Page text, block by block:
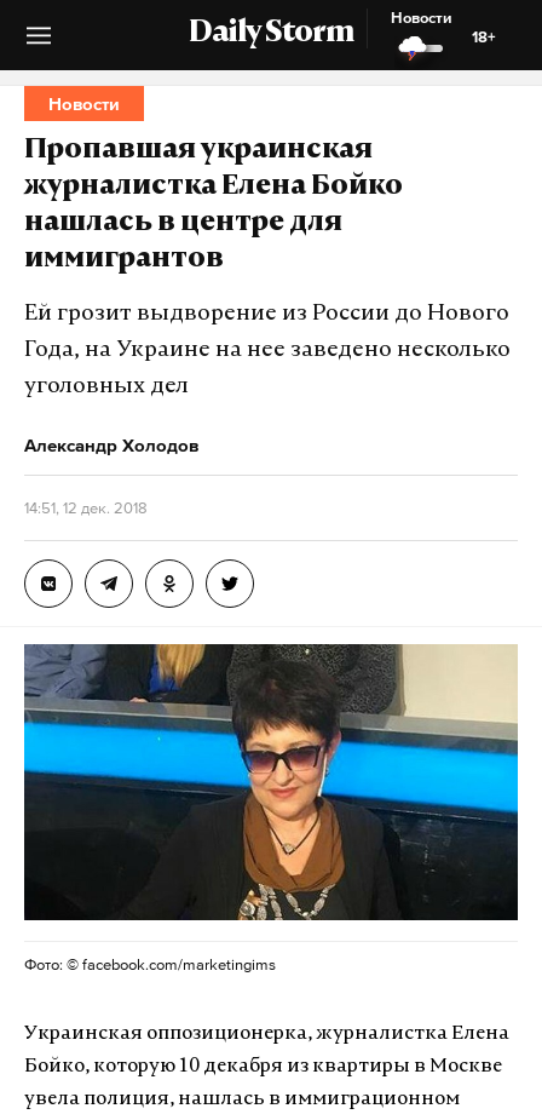
Daily Storm
Новости
18+
Новости
Пропавшая украинская
журналистка Елена Бойко
нашлась в центре для
иммигрантов
Ей грозит выдворение из России до Нового
Года, на Украине на нее заведено несколько
уголовных дел
Александр Холодов
14:51, 12 дек. 2018
Фото: © facebook.com/marketingims
Украинская оппозиционерка, журналистка Елена
Бойко, которую 10 декабря из квартиры в Москве
увела полиция, нашлась в иммиграционном